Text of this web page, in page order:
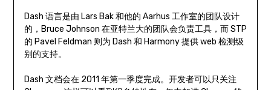
Dash 语言是由 Lars Bak 和他的 Aarhus 工作室的团队设计
的，Bruce Johnson 在亚特兰大的团队会负责工具，而 STP
的 Pavel Feldman 则为 Dash 和 Harmony 提供 web 检测级
别的支持。
Dash 文档会在 2011 年第一季度完成。开发者可以只关注